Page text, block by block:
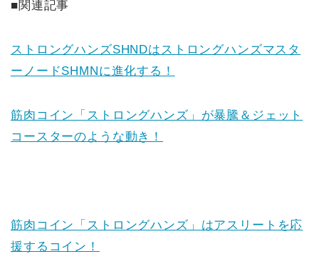
■関連記事
ストロングハンズSHNDはストロングハンズマスタ
ーノードSHMNに進化する！
筋肉コイン「ストロングハンズ」が暴騰＆ジェット
コースターのような動き！
筋肉コイン「ストロングハンズ」はアスリートを応
援するコイン！